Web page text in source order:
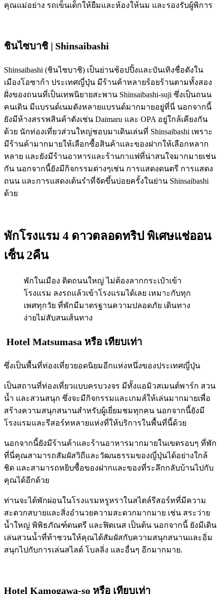
คุณแม่อย่าง รถเข็นเด็กให้ยืมและห้องให้นม และรองรับผู้พิการ
ชินไซบาชิ | Shinsaibashi
Shinsaibashi (ชินไซบาชิ) เป็นย่านช้อปปิ้งและบันเทิงชื่อดังใน
เมืองโอซาก้า ประเทศญี่ปุ่น มีร้านค้าหลายร้อยร้านตามทั้งสอง
ฝั่งของถนนที่เป็นเทพนิยายสะพาน Shinsaibashi-suji ซึ่งเป็นถนน
คนเดิน มีแบรนด์เนมดังหลายแบรนด์มากมายอยู่ที่นี่ นอกจากนี้
ยังมีห้างสรรพสินค้าดังเช่น Daimaru และ OPA อยู่ใกล้เคียงกัน
ด้วย นักท่องเที่ยวส่วนใหญ่ชอบมาเดินเล่นที่ Shinsaibashi เพราะ
มีร้านค้ามากมายให้เลือกซื้อสินค้าและของฝากให้เลือกหลาก
หลาย และยังมีร้านอาหารและร้านกาแฟที่น่าสนใจมากมายเช่น
กัน นอกจากนี้ยังมีกิจกรรมต่างๆเช่น การแสดงดนตรี การแสดง
ถนน และการแสดงเต้นรำที่จัดขึ้นบ่อยครั้งในย่าน Shinsaibashi
ด้วย
พักโรงแรม 4 ดาวตลอดทริป พิเศษแช่ออน
เซ็น 2คืน
พักในเมือง ติดถนนใหญ่ ไม่ต้องลากกระเป๋าเข้า
โรงแรม ลงรถแล้วเข้าโรงแรมได้เลย เหมาะกับทุก
เพศทุกวัย ที่พักมีมาตรฐานความปลอดภัย เดินทาง
ง่ายไม่สับสนเส้นทาง
Hotel Matsumasa หรือ เทียบเท่า
ซึ่งเป็นพื้นที่ท่องเที่ยวยอดนิยมอีกแห่งหนึ่งของประเทศญี่ปุ่น
เป็นสถานที่ท่องเที่ยวแบบครบวงจร มีทั้งแอมิวสเมนต์พาร์ก สวน
น้ำ และสวนสนุก ซึ่งจะมีกิจกรรมและเกมส์ให้เล่นมากมายเพื่อ
สร้างความสนุกสนานสำหรับผู้เยี่ยมชมทุกคน นอกจากนี้ยังมี
โรงแรมและรีสอร์ทหลายแห่งที่ให้บริการในพื้นที่นี้ด้วย
นอกจากนี้ยังมีร้านค้าและร้านอาหารมากมายในเขตรอบๆ ที่พัก
ที่นี่คุณสามารถสัมผัสวิถีและวัฒนธรรมของญี่ปุ่นได้อย่างใกล้
ชิด และสามารถหยิบซื้อของฝากและของที่ระลึกกลับบ้านไปกับ
คุณได้อีกด้วย
ท่านจะได้พักผ่อนในโรงแรมหรูหราในสไตล์รีสอร์ทที่มีความ
สะดวกสบายและสิ่งอำนวยความสะดวกมากมาย เช่น สระว่าย
น้ำใหญ่ พิพิธภัณฑ์ดนตรี และฟิตเนส เป็นต้น นอกจากนี้ ยังมีเดิน
เล่นสวนน้ำที่ท้าชวนให้คุณได้สัมผัสกับความสนุกสนานและอิ่ม
สนุกไปกับการเล่นสไลด์ โบลลิ่ง และอื่นๆ อีกมากมาย.
Hotel Kamogawa-so หรือ เทียบเท่า